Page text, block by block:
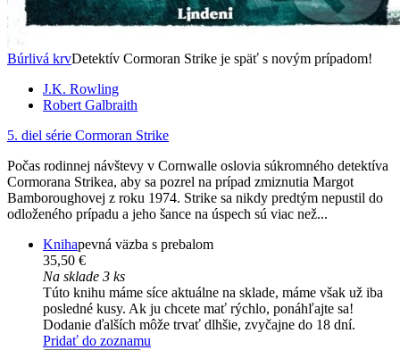
Búrlivá krvDetektív Cormoran Strike je späť s novým prípadom!
J.K. Rowling
Robert Galbraith
5. diel série Cormoran Strike
Počas rodinnej návštevy v Cornwalle oslovia súkromného detektíva
Cormorana Strikea, aby sa pozrel na prípad zmiznutia Margot
Bamboroughovej z roku 1974. Strike sa nikdy predtým nepustil do
odloženého prípadu a jeho šance na úspech sú viac než...
Knihapevná väzba s prebalom
35,50 €
Na sklade 3 ks
Túto knihu máme síce aktuálne na sklade, máme však už iba
posledné kusy. Ak ju chcete mať rýchlo, ponáhľajte sa!
Dodanie ďalších môže trvať dlhšie, zvyčajne do 18 dní.
Pridať do zoznamu